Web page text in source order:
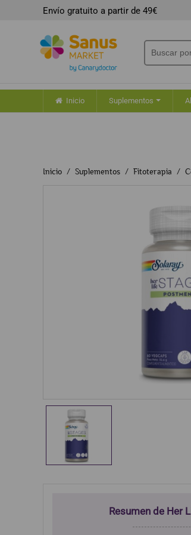
Envío gratuito a partir de 49€
Inicio Suplementos
Inicio Suplementos Fitoterapia
Resumen de Her